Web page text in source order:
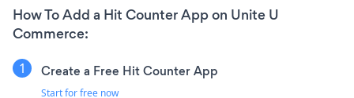
How To Add a Hit Counter App on Unite U
Commerce:
Create a Free Hit Counter App
Start for free now